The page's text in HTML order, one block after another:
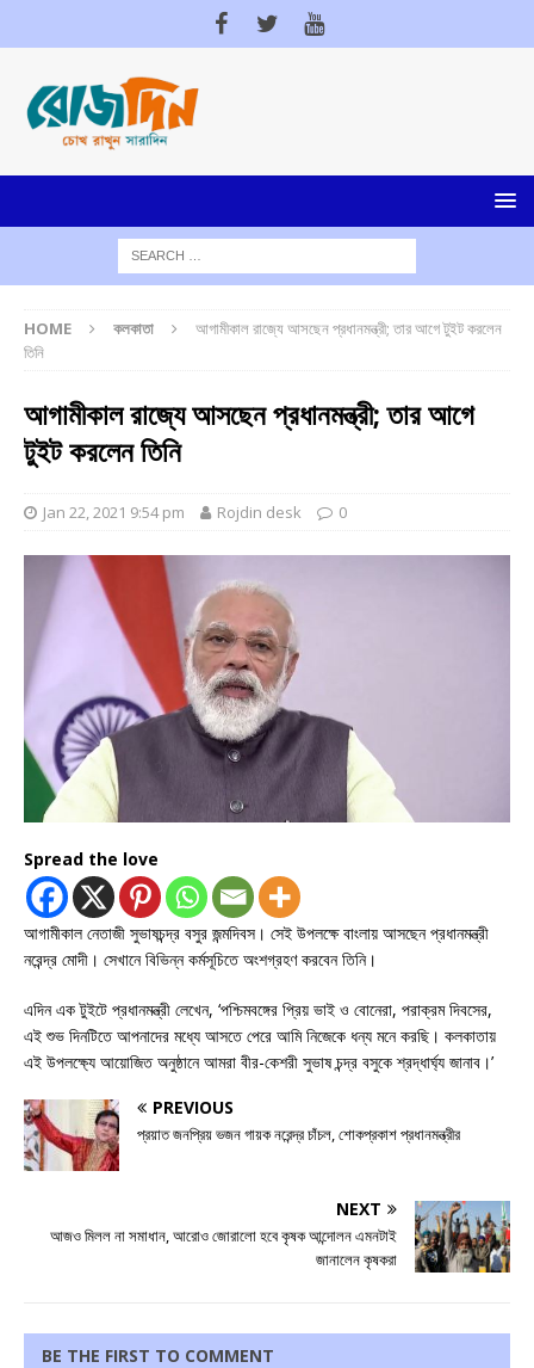
HOME কলকাতা
আগামীকাল রাজ্যে আসছেন প্রধানমন্ত্রী; তার আগে টুইট করলেন
তিনি
আগামীকাল রাজ্যে আসছেন প্রধানমন্ত্রী; তার আগে
টুইট করলেন তিনি
Jan 22, 2021 9:54 pm Rojdin desk 0
Spread the love
আগামীকাল নেতাজী সুভাষচন্দ্র বসুর জন্মদিবস। সেই উপলক্ষে বাংলায় আসছেন প্রধানমন্ত্রী
নরেন্দ্র মোদী। সেখানে বিভিন্ন কর্মসূচিতে অংশগ্রহণ করবেন তিনি।
এদিন এক টুইটে প্রধানমন্ত্রী লেখেন, ‘পশ্চিমবঙ্গের প্রিয় ভাই ও বোনেরা, পরাক্রম দিবসের,
এই শুভ দিনটিতে আপনাদের মধ্যে আসতে পেরে আমি নিজেকে ধন্য মনে করছি। কলকাতায়
এই উপলক্ষ্যে আয়োজিত অনুষ্ঠানে আমরা বীর-কেশরী সুভাষ চন্দ্র বসুকে শ্রদ্ধার্ঘ্য জানাব।’
PREVIOUS
প্রয়াত জনপ্রিয় ভজন গায়ক নরেন্দ্র চাঁচল, শোকপ্রকাশ প্রধানমন্ত্রীর
NEXT
আজও মিলল না সমাধান, আরোও জোরালো হবে কৃষক আন্দোলন এমনটাই
জানালেন কৃষকরা
BE THE FIRST TO COMMENT